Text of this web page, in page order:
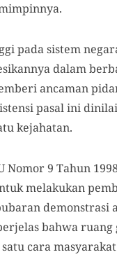
pada sistem
dalam
ancaman
pasal ini
kejahatan.
Nomor 9 Tahun
melakukan
bahwa
cara